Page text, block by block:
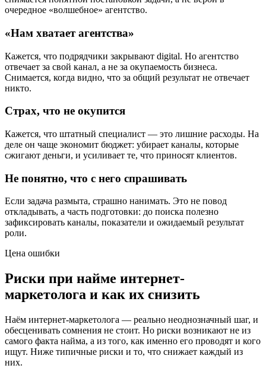
очередное «волшебное» агентство.
«Нам хватает агентства»
Кажется, что подрядчики закрывают digital. Но агентство
отвечает за свой канал, а не за окупаемость бизнеса.
Снимается, когда видно, что за общий результат не отвечает
никто.
Страх, что не окупится
Кажется, что штатный специалист — это лишние расходы. На
деле он чаще экономит бюджет: убирает каналы, которые
сжигают деньги, и усиливает те, что приносят клиентов.
Не понятно, что с него спрашивать
Если задача размыта, страшно нанимать. Это не повод
откладывать, а часть подготовки: до поиска полезно
зафиксировать каналы, показатели и ожидаемый результат
роли.
Цена ошибки
Риски при найме интернет-
маркетолога и как их снизить
Наём интернет-маркетолога — реально неоднозначный шаг, и
обесценивать сомнения не стоит. Но риски возникают не из
самого факта найма, а из того, как именно его проводят и кого
ищут. Ниже типичные риски и то, что снижает каждый из
них.